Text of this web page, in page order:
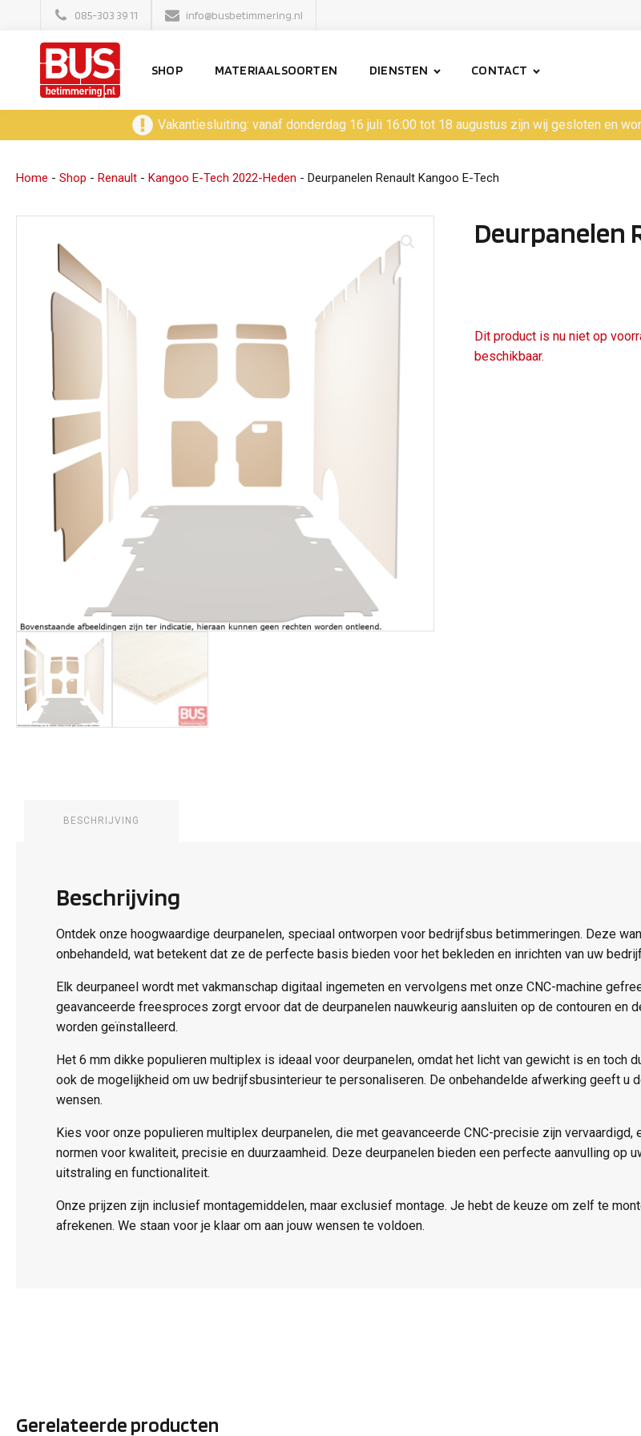
085-303 39 11 info@busbetimmering.nl
SHOP MATERIAALSOORTEN DIENSTEN CONTACT
Vakantiesluiting: vanaf donderdag 16 juli 16:00 tot 18 augustus zijn wij gesloten en
Home - Shop - Renault - Kangoo E-Tech 2022-Heden - Deurpanelen Renault Kangoo E-Tech
Deurpanelen
Dit product is nu niet op
beschikbaar.
BESCHRIJVING
Beschrijving
Ontdek onze hoogwaardige deurpanelen, speciaal ontworpen voor bedrijfsbus betimmeringen. Deze
onbehandeld, wat betekent dat ze de perfecte basis bieden voor het bekleden en inrichten van uw
Elk deurpaneel wordt met vakmanschap digitaal ingemeten en vervolgens met onze CNC-machine
geavanceerde freesproces zorgt ervoor dat de deurpanelen nauwkeurig aansluiten op de contouren en
worden geïnstalleerd.
Het 6 mm dikke populieren multiplex is ideaal voor deurpanelen, omdat het licht van gewicht is en toch
ook de mogelijkheid om uw bedrijfsbusinterieur te personaliseren. De onbehandelde afwerking geeft u
wensen.
Kies voor onze populieren multiplex deurpanelen, die met geavanceerde CNC-precisie zijn
normen voor kwaliteit, precisie en duurzaamheid. Deze deurpanelen bieden een perfecte aanvulling
uitstraling en functionaliteit.
Onze prijzen zijn inclusief montagemiddelen, maar exclusief montage. Je hebt de keuze om zelf te
afrekenen. We staan voor je klaar om aan jouw wensen te voldoen.
Gerelateerde producten